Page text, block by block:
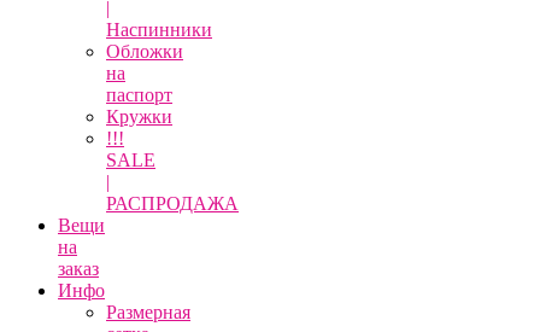
|
Наспинники
Обложки
на
паспорт
Кружки
!!!
SALE
|
РАСПРОДАЖА
Вещи
на
заказ
Инфо
Размерная